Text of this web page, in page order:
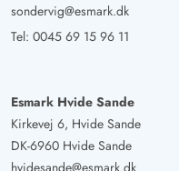
sondervig@esmark.dk
Tel: 0045 69 15 96 11
Esmark Hvide Sande
Kirkevej 6, Hvide Sande
DK-6960 Hvide Sande